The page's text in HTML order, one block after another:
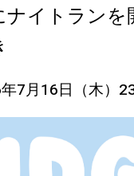
イトランを
7月16日（木）